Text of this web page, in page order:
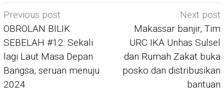
Post
navigation
Previous post
OBROLAN BILIK
SEBELAH #12: Sekali
lagi Laut Masa Depan
Bangsa, seruan menuju
2024
Next post
Makassar banjir, Tim
URC IKA Unhas Sulsel
dan Rumah Zakat buka
posko dan distribusikan
bantuan